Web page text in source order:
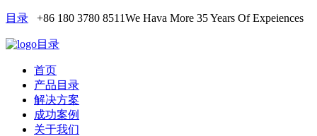
目录 +86 180 3780 8511We Hava More 35 Years Of Expeiences
目录
首页
产品目录
解决方案
成功案例
关于我们